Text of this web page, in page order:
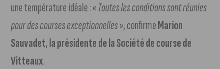
une température idéale : « Toutes les conditions sont réunies
pour des courses exceptionnelles », confirmeMarion
Sauvadet,la présidente de la Société de course de
Vitteaux.